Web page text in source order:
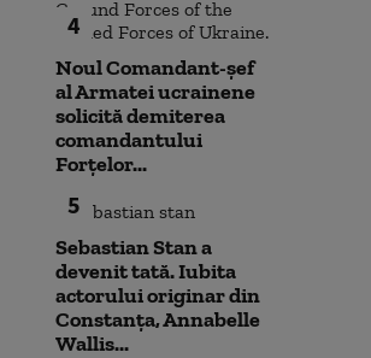
4
Noul Comandant-șef
al Armatei ucrainene
solicită demiterea
comandantului
Forțelor...
5
Sebastian Stan a
devenit tată. Iubita
actorului originar din
Constanța, Annabelle
Wallis...